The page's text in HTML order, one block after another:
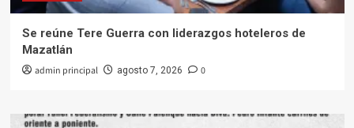
Se reúne Tere Guerra con liderazgos hoteleros de
Mazatlán
admin principal agosto 7, 2026 0